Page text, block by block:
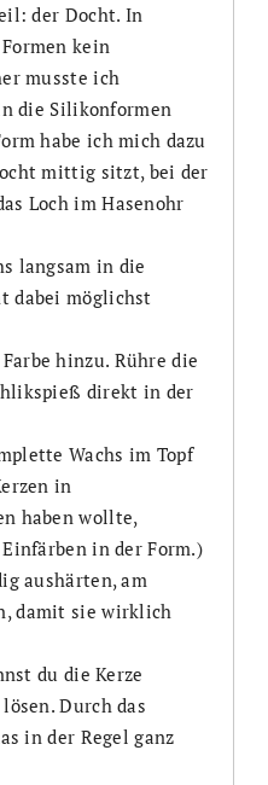
der Docht. In
kein
musste ich
die Silikonformen
habe ich mich dazu
mittig sitzt, bei der
Loch im Hasenohr
langsam in die
dabei möglichst
hinzu. Rühre die
direkt in der
Wachs im Topf
in
haben wollte,
in der Form.)
aushärten, am
damit sie wirklich
du die Kerze
Durch das
in der Regel ganz